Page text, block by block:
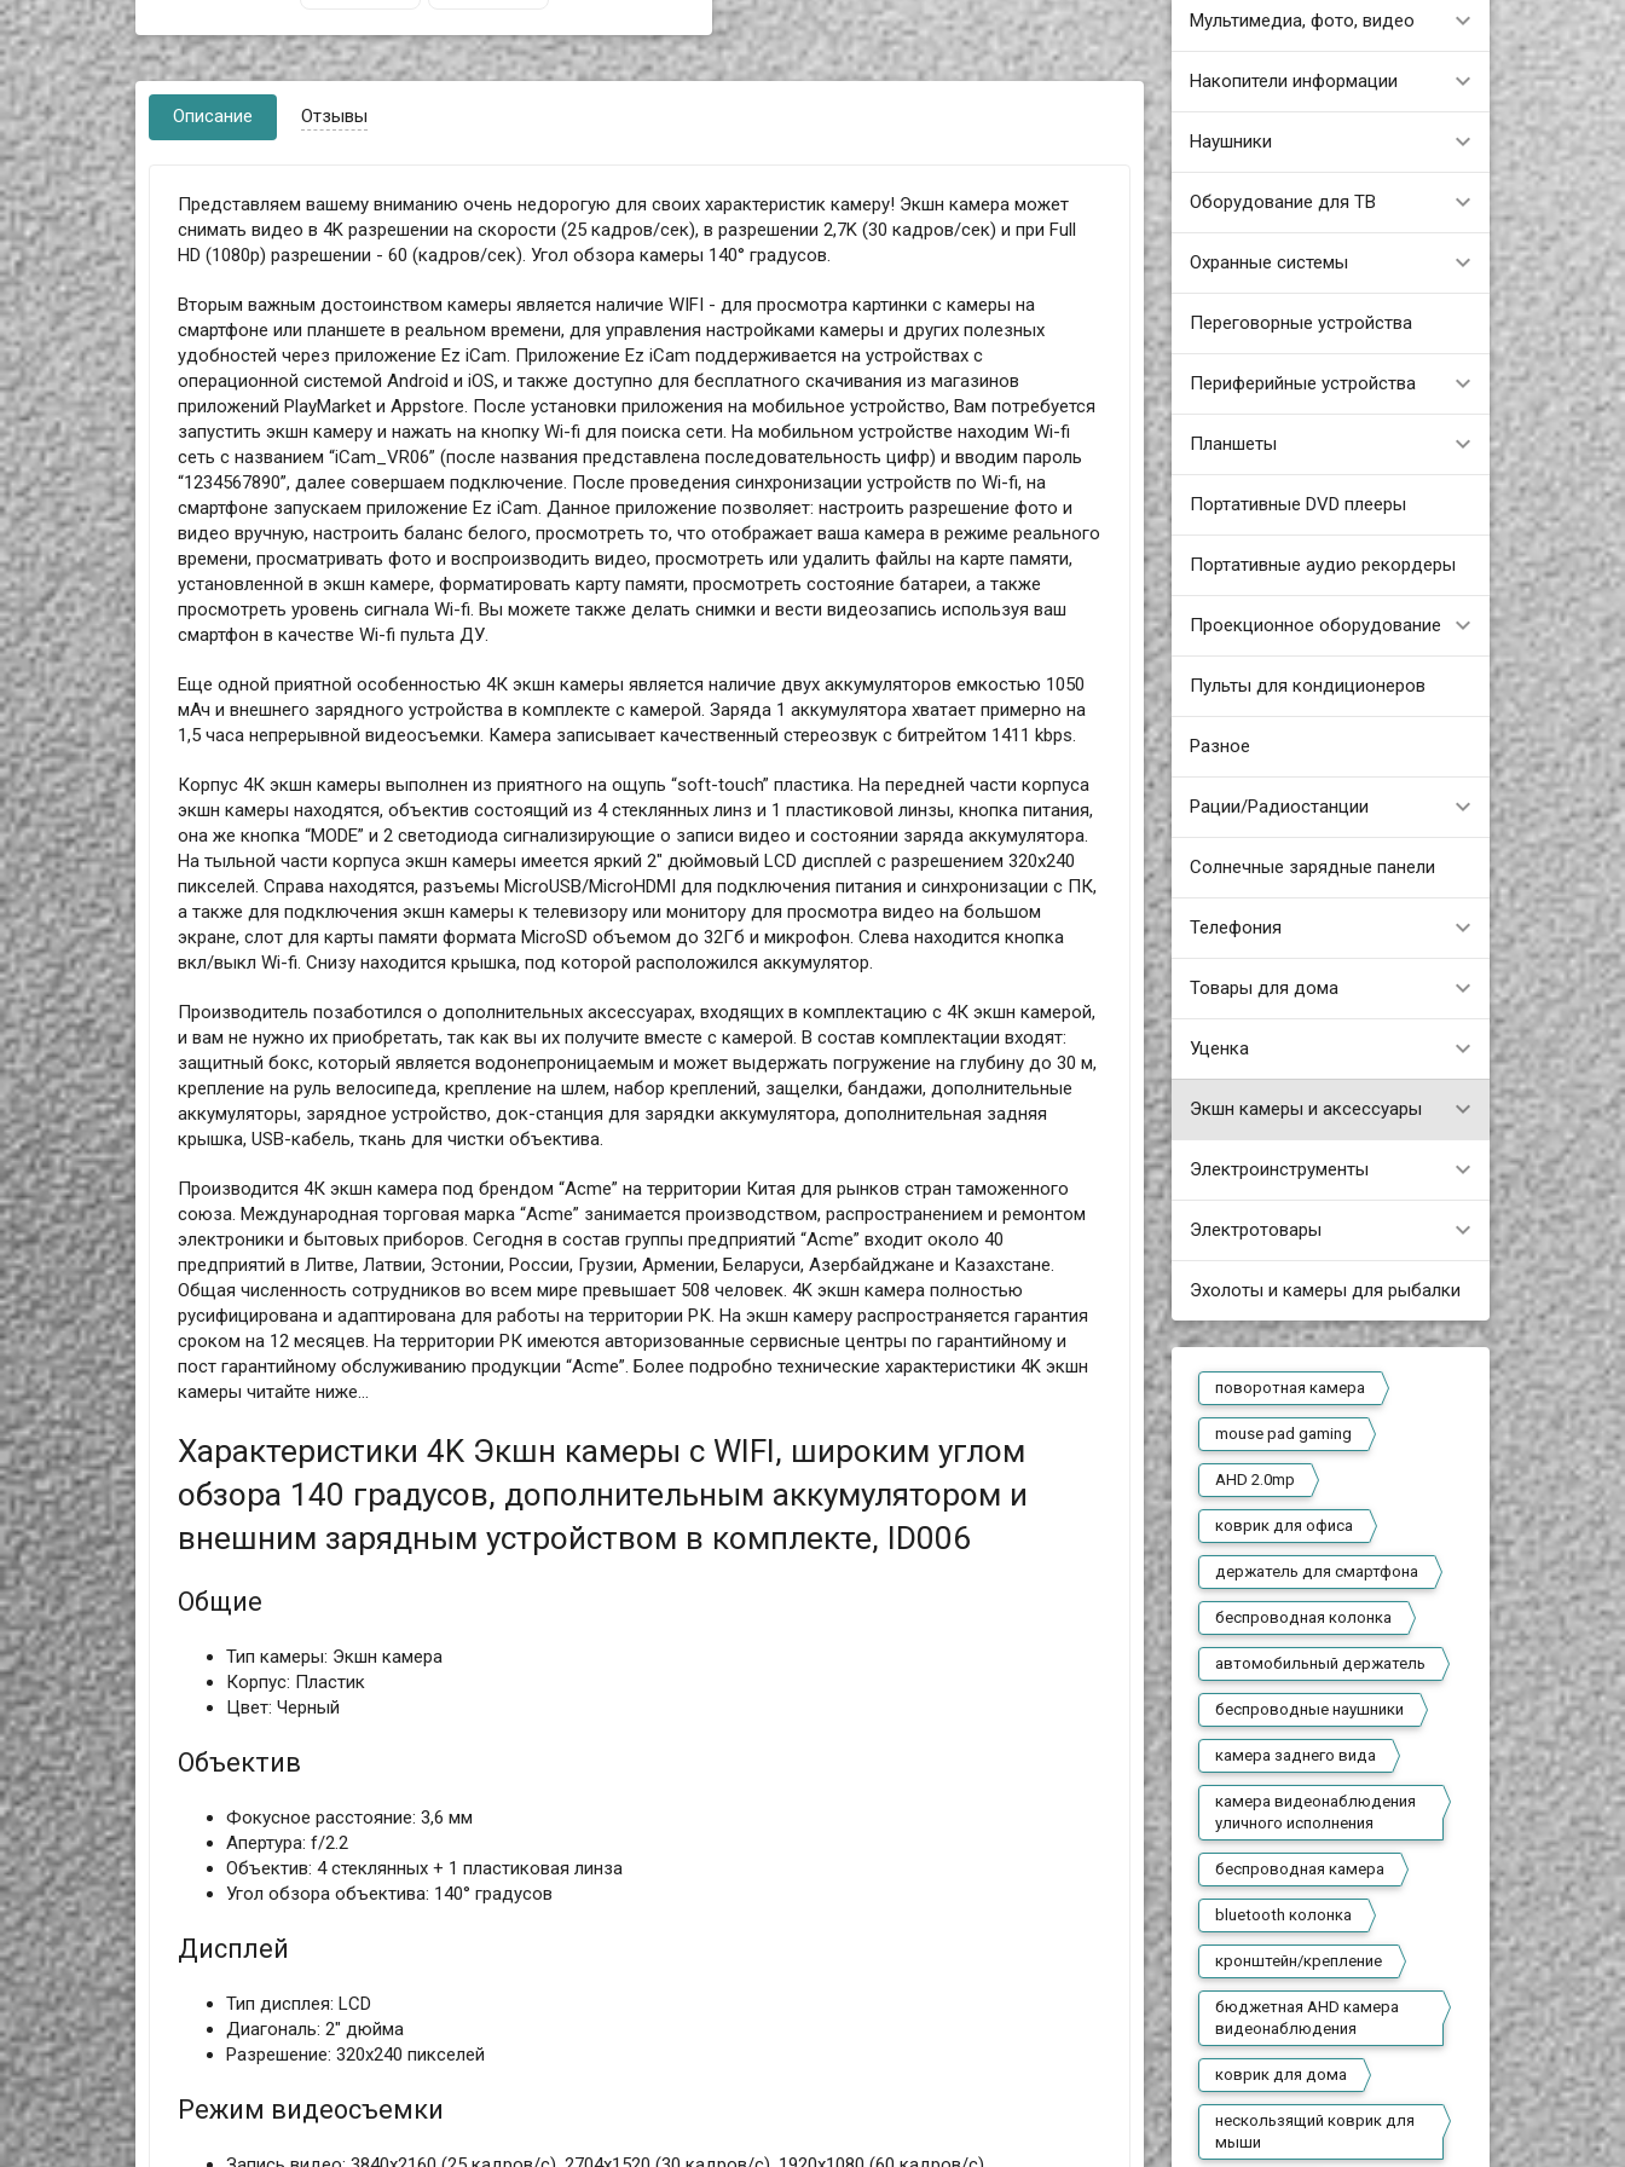
Мультимедиа, фото, видео
Накопители информации
Наушники
Оборудование для ТВ
Охранные системы
Переговорные устройства
Периферийные устройства
Планшеты
Портативные DVD плееры
Портативные аудио рекордеры
Проекционное оборудование
Пульты для кондиционеров
Разное
Рации/Радиостанции
Солнечные зарядные панели
Телефония
Товары для дома
Уценка
Экшн камеры и аксессуары
Электроинструменты
Электротовары
Эхолоты и камеры для рыбалки
поворотная камера
mouse pad gaming
AHD 2.0mp
коврик для офиса
держатель для смартфона
беспроводная колонка
автомобильный держатель
беспроводные наушники
камера заднего вида
камера видеонаблюдения
уличного исполнения
беспроводная камера
bluetooth колонка
кронштейн/крепление
бюджетная AHD камера
видеонаблюдения
коврик для дома
нескользящий коврик для
мыши
Описание Отзывы
Представляем вашему вниманию очень недорогую для своих характеристик камеру! Экшн камера может
снимать видео в 4K разрешении на скорости (25 кадров/сек), в разрешении 2,7K (30 кадров/сек) и при Full
HD (1080p) разрешении - 60 (кадров/сек). Угол обзора камеры 140° градусов.
Вторым важным достоинством камеры является наличие WIFI - для просмотра картинки с камеры на
смартфоне или планшете в реальном времени, для управления настройками камеры и других полезных
удобностей через приложение Ez iCam. Приложение Ez iCam поддерживается на устройствах с
операционной системой Android и iOS, и также доступно для бесплатного скачивания из магазинов
приложений PlayMarket и Appstore. После установки приложения на мобильное устройство, Вам потребуется
запустить экшн камеру и нажать на кнопку Wi-fi для поиска сети. На мобильном устройстве находим Wi-fi
сеть с названием “iCam_VR06” (после названия представлена последовательность цифр) и вводим пароль
“1234567890”, далее совершаем подключение. После проведения синхронизации устройств по Wi-fi, на
смартфоне запускаем приложение Ez iCam. Данное приложение позволяет: настроить разрешение фото и
видео вручную, настроить баланс белого, просмотреть то, что отображает ваша камера в режиме реального
времени, просматривать фото и воспроизводить видео, просмотреть или удалить файлы на карте памяти,
установленной в экшн камере, форматировать карту памяти, просмотреть состояние батареи, а также
просмотреть уровень сигнала Wi-fi. Вы можете также делать снимки и вести видеозапись используя ваш
смартфон в качестве Wi-fi пульта ДУ.
Еще одной приятной особенностью 4К экшн камеры является наличие двух аккумуляторов емкостью 1050
мАч и внешнего зарядного устройства в комплекте с камерой. Заряда 1 аккумулятора хватает примерно на
1,5 часа непрерывной видеосъемки. Камера записывает качественный стереозвук с битрейтом 1411 kbps.
Корпус 4К экшн камеры выполнен из приятного на ощупь “soft-touch” пластика. На передней части корпуса
экшн камеры находятся, объектив состоящий из 4 стеклянных линз и 1 пластиковой линзы, кнопка питания,
она же кнопка “MODE” и 2 светодиода сигнализирующие о записи видео и состоянии заряда аккумулятора.
На тыльной части корпуса экшн камеры имеется яркий 2" дюймовый LCD дисплей с разрешением 320х240
пикселей. Справа находятся, разъемы MicroUSB/MicroHDMI для подключения питания и синхронизации с ПК,
а также для подключения экшн камеры к телевизору или монитору для просмотра видео на большом
экране, слот для карты памяти формата MicroSD объемом до 32Гб и микрофон. Слева находится кнопка
вкл/выкл Wi-fi. Снизу находится крышка, под которой расположился аккумулятор.
Производитель позаботился о дополнительных аксессуарах, входящих в комплектацию с 4К экшн камерой,
и вам не нужно их приобретать, так как вы их получите вместе с камерой. В состав комплектации входят:
защитный бокс, который является водонепроницаемым и может выдержать погружение на глубину до 30 м,
крепление на руль велосипеда, крепление на шлем, набор креплений, защелки, бандажи, дополнительные
аккумуляторы, зарядное устройство, док-станция для зарядки аккумулятора, дополнительная задняя
крышка, USB-кабель, ткань для чистки объектива.
Производится 4К экшн камера под брендом “Acme” на территории Китая для рынков стран таможенного
союза. Международная торговая марка “Acme” занимается производством, распространением и ремонтом
электроники и бытовых приборов. Сегодня в состав группы предприятий “Acme” входит около 40
предприятий в Литве, Латвии, Эстонии, России, Грузии, Армении, Беларуси, Азербайджане и Казахстане.
Общая численность сотрудников во всем мире превышает 508 человек. 4K экшн камера полностью
русифицирована и адаптирована для работы на территории РК. На экшн камеру распространяется гарантия
сроком на 12 месяцев. На территории РК имеются авторизованные сервисные центры по гарантийному и
пост гарантийному обслуживанию продукции “Acme”. Более подробно технические характеристики 4K экшн
камеры читайте ниже…
Характеристики 4K Экшн камеры c WIFI, широким углом
обзора 140 градусов, дополнительным аккумулятором и
внешним зарядным устройством в комплекте, ID006
Общие
Тип камеры: Экшн камера
Корпус: Пластик
Цвет: Черный
Объектив
Фокусное расстояние: 3,6 мм
Апертура: f/2.2
Объектив: 4 стеклянных + 1 пластиковая линза
Угол обзора объектива: 140° градусов
Дисплей
Тип дисплея: LCD
Диагональ: 2" дюйма
Разрешение: 320х240 пикселей
Режим видеосъемки